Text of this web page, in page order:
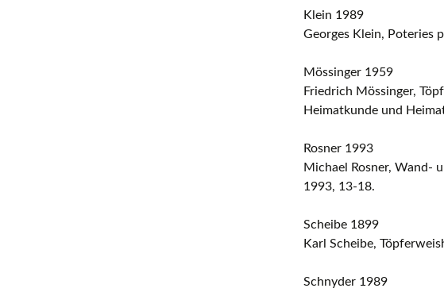
Klein 1989
Georges Klein, Poteries
Mössinger 1959
Friedrich Mössinger,
Heimatkunde und
Rosner 1993
Michael Rosner, Wand-
1993, 13-18.
Scheibe 1899
Karl Scheibe,
Schnyder 1989